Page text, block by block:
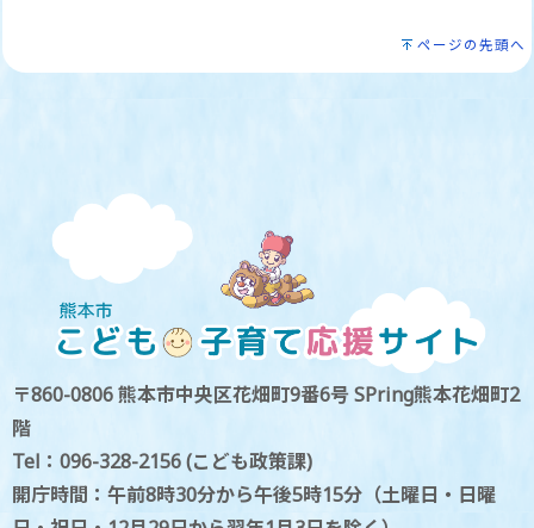
ページの先頭へ
〒860-0806 熊本市中央区花畑町9番6号 SPring熊本花畑町2
階
Tel：096-328-2156 (こども政策課)
開庁時間：午前8時30分から午後5時15分（土曜日・日曜